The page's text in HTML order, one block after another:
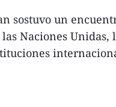
sostuvo un
Naciones Unidas,